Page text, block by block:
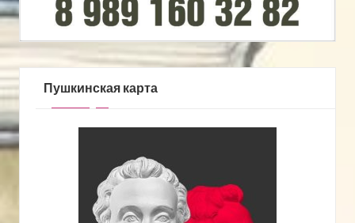
Пушкинская карта